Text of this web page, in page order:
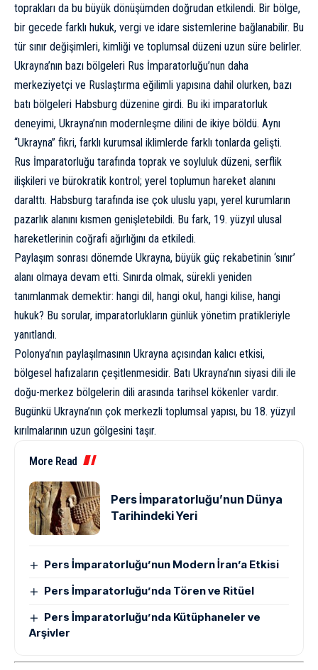
toprakları da bu büyük dönüşümden doğrudan etkilendi. Bir bölge,
bir gecede farklı hukuk, vergi ve idare sistemlerine bağlanabilir. Bu
tür sınır değişimleri, kimliği ve toplumsal düzeni uzun süre belirler.
Ukrayna’nın bazı bölgeleri Rus İmparatorluğu’nun daha
merkeziyetçi ve Ruslaştırma eğilimli yapısına dahil olurken, bazı
batı bölgeleri Habsburg düzenine girdi. Bu iki imparatorluk
deneyimi, Ukrayna’nın modernleşme dilini de ikiye böldü. Aynı
“Ukrayna” fikri, farklı kurumsal iklimlerde farklı tonlarda gelişti.
Rus İmparatorluğu tarafında toprak ve soyluluk düzeni, serflik
ilişkileri ve bürokratik kontrol; yerel toplumun hareket alanını
daralttı. Habsburg tarafında ise çok uluslu yapı, yerel kurumların
pazarlık alanını kısmen genişletebildi. Bu fark, 19. yüzyıl ulusal
hareketlerinin coğrafi ağırlığını da etkiledi.
Paylaşım sonrası dönemde Ukrayna, büyük güç rekabetinin ‘sınır’
alanı olmaya devam etti. Sınırda olmak, sürekli yeniden
tanımlanmak demektir: hangi dil, hangi okul, hangi kilise, hangi
hukuk? Bu sorular, imparatorlukların günlük yönetim pratikleriyle
yanıtlandı.
Polonya’nın paylaşılmasının Ukrayna açısından kalıcı etkisi,
bölgesel hafızaların çeşitlenmesidir. Batı Ukrayna’nın siyasi dili ile
doğu-merkez bölgelerin dili arasında tarihsel kökenler vardır.
Bugünkü Ukrayna’nın çok merkezli toplumsal yapısı, bu 18. yüzyıl
kırılmalarının uzun gölgesini taşır.
More Read
Pers İmparatorluğu’nun Dünya
Tarihindeki Yeri
Pers İmparatorluğu’nun Modern İran’a Etkisi
Pers İmparatorluğu’nda Tören ve Ritüel
Pers İmparatorluğu’nda Kütüphaneler ve
Arşivler